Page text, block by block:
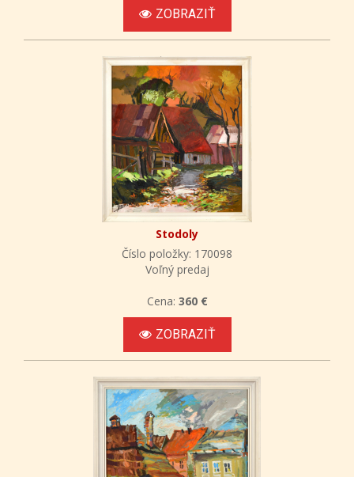
ZOBRAZIŤ
Stodoly
Číslo položky: 170098
Voľný predaj
Cena: 360 €
ZOBRAZIŤ